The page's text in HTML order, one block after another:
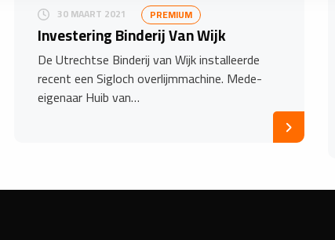
30 MAART 2021 PREMIUM
Investering Binderij Van Wijk
De Utrechtse Binderij van Wijk installeerde
recent een Sigloch overlijmmachine. Mede-
eigenaar Huib van…